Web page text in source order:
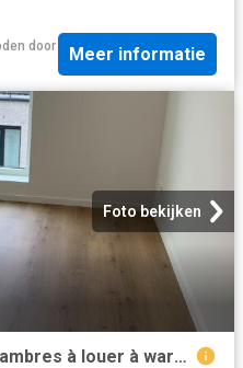
door
Meer informatie
Foto bekijken
appartement avec deux chambres à louer à waregem